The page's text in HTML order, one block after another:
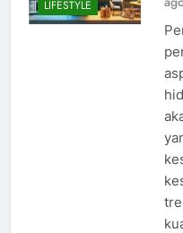
LIFESTYLE